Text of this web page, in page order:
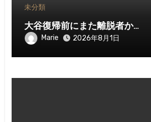
未分類
大谷復帰前にまた離脱者か…
Marie 2026年8月1日